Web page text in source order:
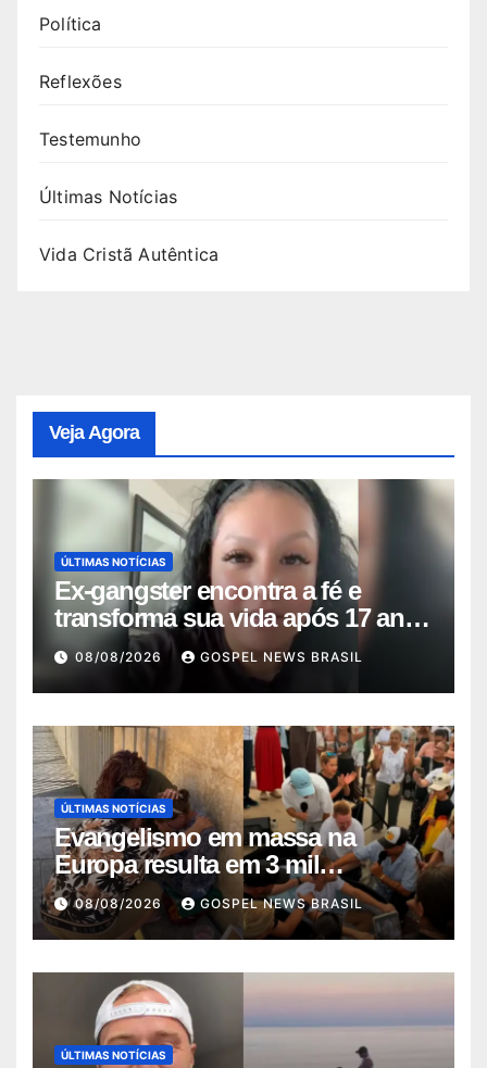
Política
Reflexões
Testemunho
Últimas Notícias
Vida Cristã Autêntica
Veja Agora
ÚLTIMAS NOTÍCIAS
Ex-gangster encontra a fé e
transforma sua vida após 17 anos
na p…
08/08/2026 GOSPEL NEWS BRASIL
ÚLTIMAS NOTÍCIAS
Evangelismo em massa na
Europa resulta em 3 mil
conversões: um fen…
08/08/2026 GOSPEL NEWS BRASIL
ÚLTIMAS NOTÍCIAS